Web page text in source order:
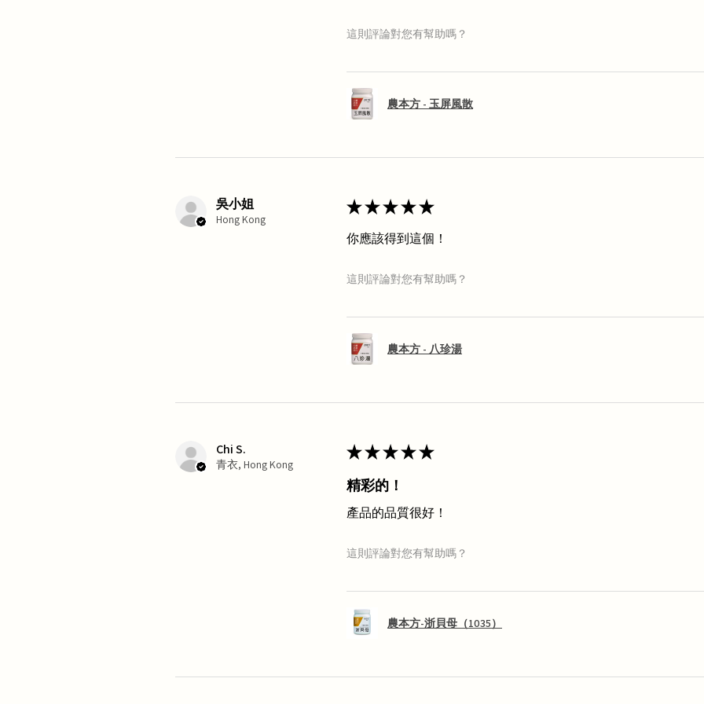
這則評論對您有幫助嗎？
農本方 - 玉屏風散
吳小姐
Hong Kong
★★★★★
你應該得到這個！
這則評論對您有幫助嗎？
農本方 - 八珍湯
Chi S.
青衣, Hong Kong
★★★★★
精彩的！
產品的品質很好！
這則評論對您有幫助嗎？
農本方-浙貝母（1035）